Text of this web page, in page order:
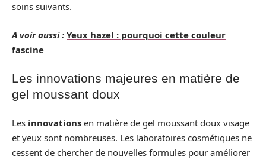
soins suivants.
A voir aussi : Yeux hazel : pourquoi cette couleur
fascine
Les innovations majeures en matière de
gel moussant doux
Les innovations en matière de gel moussant doux visage
et yeux sont nombreuses. Les laboratoires cosmétiques ne
cessent de chercher de nouvelles formules pour améliorer